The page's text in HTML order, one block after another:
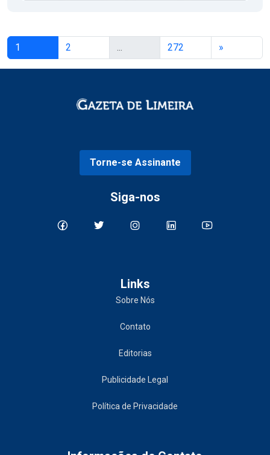
1 2 272 »
Torne-se Assinante
Siga-nos
Links
Sobre Nós
Contato
Editorias
Publicidade Legal
Política de Privacidade